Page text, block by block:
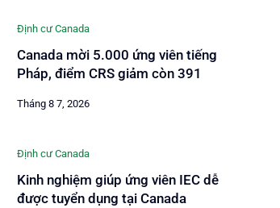
Định cư Canada
Canada mời 5.000 ứng viên tiếng
Pháp, điểm CRS giảm còn 391
Tháng 8 7, 2026
Định cư Canada
Kinh nghiệm giúp ứng viên IEC dễ
được tuyển dụng tại Canada